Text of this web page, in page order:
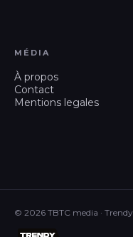
MÉDIA
À propos
Contact
Mentions legales
© 2026 TBTC media ·